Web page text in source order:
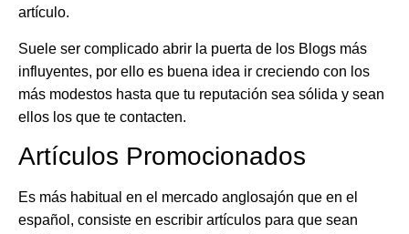
artículo.
Suele ser complicado abrir la puerta de los Blogs más
influyentes, por ello es buena idea ir creciendo con los
más modestos hasta que tu reputación sea sólida y sean
ellos los que te contacten.
Artículos Promocionados
Es más habitual en el mercado anglosajón que en el
español, consiste en escribir artículos para que sean